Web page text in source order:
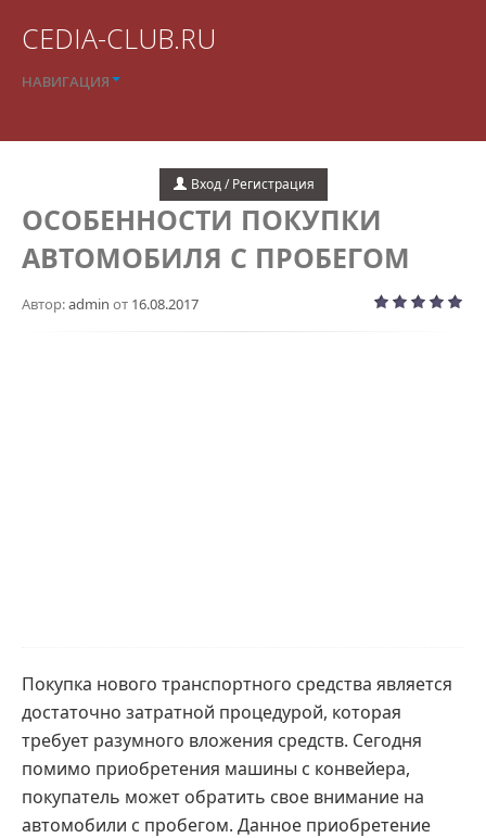
CEDIA-CLUB.RU
НАВИГАЦИЯ
Вход / Регистрация
ОСОБЕННОСТИ ПОКУПКИ
АВТОМОБИЛЯ С ПРОБЕГОМ
Автор:admin от 16.08.2017
Покупка нового транспортного средства является
достаточно затратной процедурой, которая
требует разумного вложения средств. Сегодня
помимо приобретения машины с конвейера,
покупатель может обратить свое внимание на
автомобили с пробегом. Данное приобретение